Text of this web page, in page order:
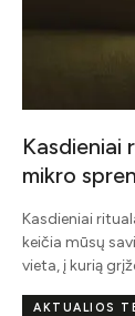
Kasdieniai
mikro
Kasdieniai
keičia mūsų
vieta, į kurią
AKTUALIOS